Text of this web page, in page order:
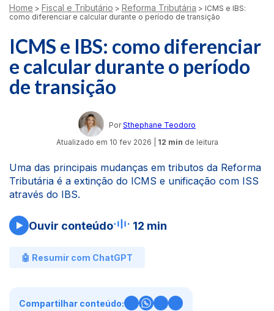
Home > Fiscal e Tributário > Reforma Tributária > ICMS e IBS:
como diferenciar e calcular durante o período de transição
ICMS e IBS: como diferenciar
e calcular durante o período
de transição
Por Sthephane Teodoro
Atualizado em 10 fev 2026 12 min de leitura
Uma das principais mudanças em tributos da Reforma
Tributária é a extinção do ICMS e unificação com ISS
através do IBS.
Ouvir conteúdo 12 min
🤖 Resumir com ChatGPT
Compartilhar conteúdo: